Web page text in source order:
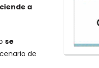
a
se
de